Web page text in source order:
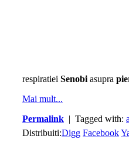
respiratiei Senobi asupra
Mai mult...
Permalink | Tagged with:
Distribuiti:Digg Facebook